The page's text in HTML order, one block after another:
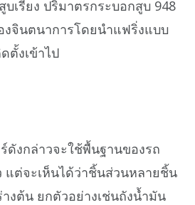
เรียง ปริมาตรกระบอกสูบ 948
จินตนาการโดยนำแฟริ่งแบบ
ตั้งเข้าไป
ดังกล่าวจะใช้พื้นฐานของรถ
แต่จะเห็นได้ว่าชิ้นส่วนหลายชิ้น
งต้น ยกตัวอย่างเช่นถังน้ำมัน